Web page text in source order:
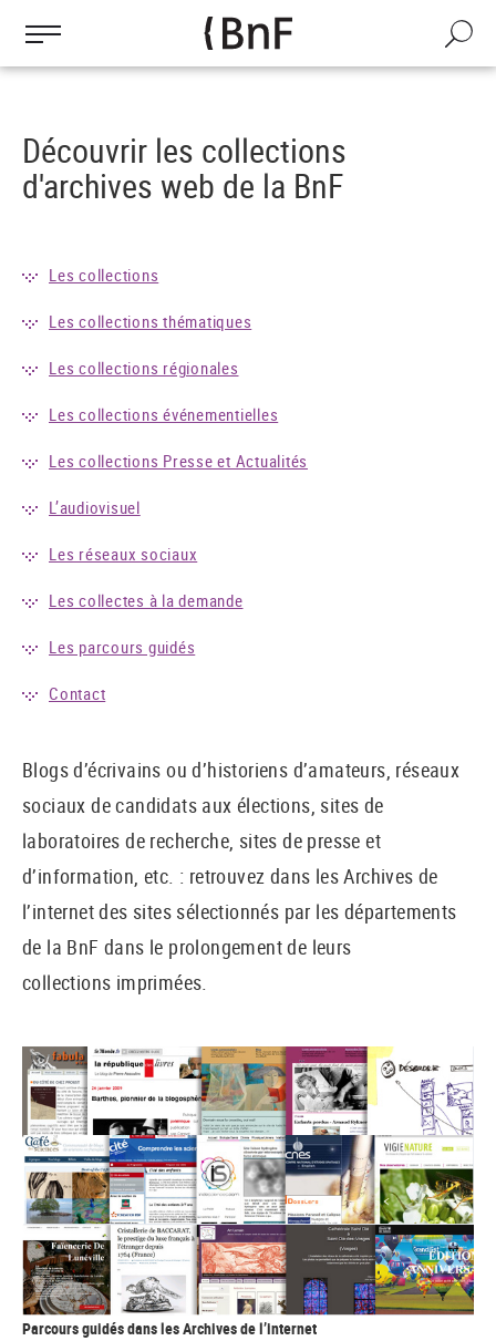
contenu
Recherche
Découvrir les collections
d'archives web de la BnF
Les collections
Les collections thématiques
Les collections régionales
Les collections événementielles
Les collections Presse et Actualités
L’audiovisuel
Les réseaux sociaux
Les collectes à la demande
Les parcours guidés
Contact
​Blogs d’écrivains ou d’historiens d’amateurs, réseaux
sociaux de candidats aux élections, sites de
laboratoires de recherche, sites de presse et
d’information, etc. : retrouvez dans les Archives de
l’internet des sites sélectionnés par les départements
de la BnF dans le prolongement de leurs
collections imprimées.
Parcours guidés dans les Archives de l’internet